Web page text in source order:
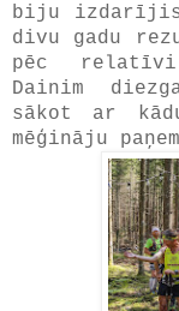
biju
divu gadu
pēc relatīvi
Dainim
sākot ar
mēģināju